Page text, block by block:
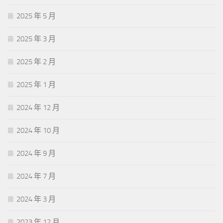
2025 年 5 月
2025 年 3 月
2025 年 2 月
2025 年 1 月
2024 年 12 月
2024 年 10 月
2024 年 9 月
2024 年 7 月
2024 年 3 月